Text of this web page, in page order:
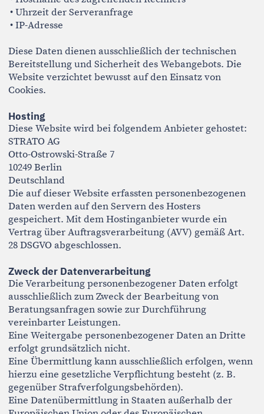
Zweck der Datenverarbeitung
Die Verarbeitung personenbezogener Daten erfolgt
ausschließlich zum Zweck der Bearbeitung von
vereinbarter Leistungen.
Eine Weitergabe personenbezogener Daten an Dritte
erfolgt grundsätzlich nicht.
Eine Übermittlung kann ausschließlich erfolgen, wenn
gegenüber Strafverfolgungsbehörden).
Europäischen Union oder des Europäischen
Wirtschaftsraums findet nicht statt.
SSL- bzw. TLS-Verschlüsselung
Diese Website nutzt aus Sicherheitsgründen und zum
Schutz der Übertragung vertraulicher Inhalte eine
SSL- bzw. TLS-Verschlüsselung.
Kommunikation per E-Mail
Bitte beachten Sie, dass bei der Kommunikation per E-
Mail keine vollständige Ende-zu-Ende-Verschlüsselung
kontaktieren, gehe ich davon aus, dass Sie mit der
Kommunikation über dieses Medium einverstanden
sind, sofern Sie dem nicht ausdrücklich
widersprechen.
Speicherdauer
Personenbezogene Daten werden nur so lange
gespeichert, wie dies zur Erfüllung vertraglicher oder
gesetzlicher Verpflichtungen erforderlich ist.
Ihre Rechte nach DSGVO
Sie haben folgende Rechte hinsichtlich Ihrer
personenbezogenen Daten:
Auskunft (Art. 15 DSGVO)
Sie haben das Recht, Auskunft über die von mir
verarbeiteten personenbezogenen Daten zu erhalten.
Berichtigung (Art. 16 DSGVO)
Sie können die Berichtigung unrichtiger oder
unvollständiger personenbezogener Daten verlangen.